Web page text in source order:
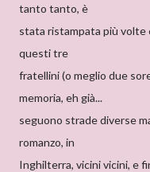
tanto tanto, è
stata ristampata più volte
questi tre
fratellini (o meglio due
memoria, eh già...
seguono strade diverse
romanzo, in
Inghilterra, vicini vicini, e